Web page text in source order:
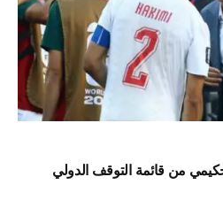
من قائمة التوقف الدولي